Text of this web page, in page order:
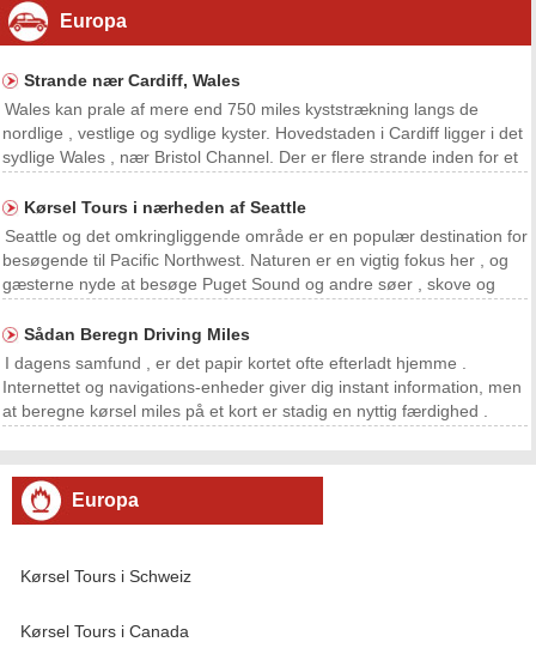
Europa
Strande nær Cardiff, Wales
Wales kan prale af mere end 750 miles kyststrækning langs de
nordlige , vestlige og sydlige kyster. Hovedstaden i Cardiff ligger i det
sydlige Wales , nær Bristol Channel. Der er flere strande inden for et
og lounging områder, o
Kørsel Tours i nærheden af ​​Seattle
Seattle og det omkringliggende område er en populær destination for
besøgende til Pacific Northwest. Naturen er en vigtig fokus her , og
gæsterne nyde at besøge Puget Sound og andre søer , skove og
Market og Space Needle. Historiske kv
Sådan Beregn Driving Miles
I dagens samfund , er det papir kortet ofte efterladt hjemme .
Internettet og navigations-enheder giver dig instant information, men
at beregne kørsel miles på et kort er stadig en nyttig færdighed .
Europa
Kørsel Tours i Schweiz
Kørsel Tours i Canada